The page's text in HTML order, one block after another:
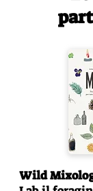
Wild